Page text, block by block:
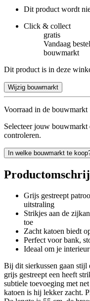
Dit product wordt
Click & collect
gratis
Vandaag
bouwmarkt
Dit product is in deze
Wijzig bouwmarkt
Voorraad in de bouwmarkt
Selecteer jouw
controleren.
In welke bouwmarkt te
Grijs gestreept
uitstraling
Strikjes aan de
toe
Zacht katoen biedt
Perfect voor bank,
Ideaal om je
Bij dit sierkussen gaan
grijs gestreept een heeft
subtiele toevoeging met
katoen is hij lekker zacht.